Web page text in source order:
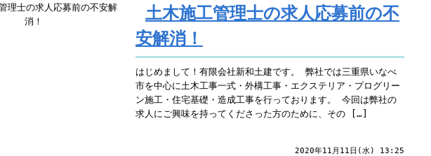
土木施工管理士の求人応募前の不
安解消！
はじめまして！有限会社新和土建です。 弊社では三重県いなべ
市を中心に土木工事一式・外構工事・エクステリア・プログリー
ン施工・住宅基礎・造成工事を行っております。 今回は弊社の
求人にご興味を持ってくださった方のために、その […]
2020年11月11日(水) 13:25